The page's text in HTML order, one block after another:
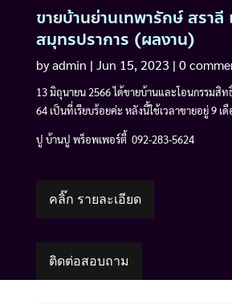
ขายบ้านย่านเทพารักษ์ สรา
สมุทรปราการ (ผลงาน)
byadmin | Jun 15, 2023 | 0
13 มิถุนายน 2566 ได้ขายบ้านและโอนกรรมสิ
64 เป็นที่เรียบร้อยค่ะ หลังนี้ใช้เวลาขายอยู่ 9 เ
ปู บ้านปู พร็อพเพอร์ตี้ 092-283-5624
คลิ๊ก รายละเอียด
ติดต่อสอบถาม